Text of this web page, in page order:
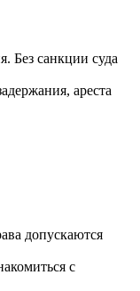
Без санкции суда
ареста
допускаются
с